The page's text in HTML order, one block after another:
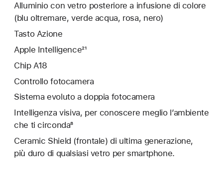
Alluminio con vetro posteriore a infusione di colore
(blu oltremare, verde acqua, rosa, nero)
Tasto Azione
Apple Intelligence²¹
Chip A18
Controllo fotocamera
Sistema evoluto a doppia fotocamera
Intelligenza visiva, per conoscere meglio l’ambiente
che ti circonda⁸
Ceramic Shield (frontale) di ultima generazione,
più duro di qualsiasi vetro per smartphone.